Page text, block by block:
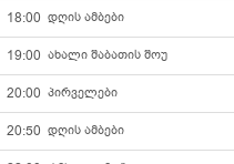
18:00 დღის ამბები
19:00 ახალი შაბათის შოუ
20:00 პირველები
20:50 დღის ამბები
მარაო
რაგბი TV
01 აგვისტო - შაბათი
31 ივლისი - პარასკევი
30 ივლისი - ხუთშაბათი